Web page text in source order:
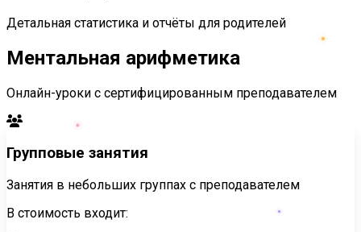
Детальная статистика и отчёты для родителей
Ментальная арифметика
Онлайн-уроки с сертифицированным преподавателем
Групповые занятия
Занятия в небольших группах с преподавателем
В стоимость входит: